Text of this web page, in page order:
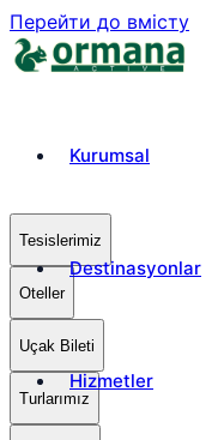
Перейти до вмісту
Kurumsal
Destinasyonlar
Hizmetler
Tesislerimiz
Oteller
Uçak Bileti
Turlarımız